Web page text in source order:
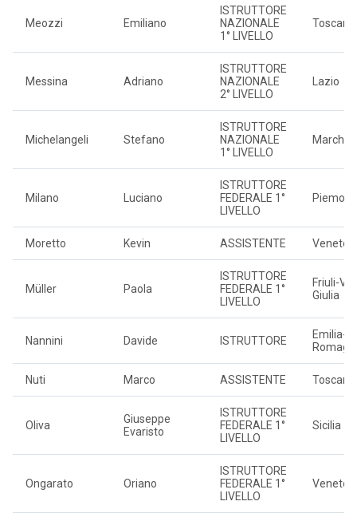
Meozzi Emiliano
ISTRUTTORE
NAZIONALE
1° LIVELLO
Toscana
Messina Adriano
ISTRUTTORE
NAZIONALE
2° LIVELLO
Lazio
Michelangeli Stefano
ISTRUTTORE
NAZIONALE
1° LIVELLO
Marche
Milano Luciano
ISTRUTTORE
FEDERALE 1°
LIVELLO
Moretto Kevin ASSISTENTE Veneto
Müller Paola
ISTRUTTORE
FEDERALE 1°
LIVELLO
Friuli-
Giulia
Nannini Davide ISTRUTTORE
Emilia-
Nuti Marco ASSISTENTE Toscana
Oliva
Giuseppe
Evaristo
ISTRUTTORE
FEDERALE 1°
LIVELLO
Sicilia
Ongarato Oriano
ISTRUTTORE
FEDERALE 1°
LIVELLO
Veneto